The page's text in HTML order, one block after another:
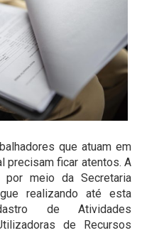
que atuam em
precisam ficar atentos. A
por meio da Secretaria
realizando até esta
de Atividades
de Recursos